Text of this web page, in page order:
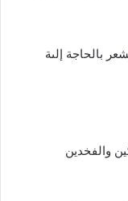
بالحاجة إلىة
والفخدين